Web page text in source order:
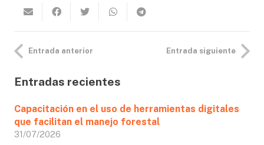
Entrada anterior Entrada siguiente
Entradas recientes
Capacitación en el uso de herramientas digitales
que facilitan el manejo forestal
31/07/2026